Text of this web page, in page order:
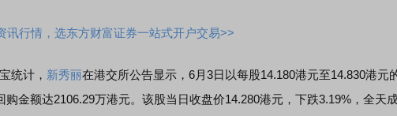
讯行情，选东方财富证券一站式开户交易>>
统计， 新秀丽在港交所公告显示，6月3日以每股14.180港元至14.830港元
购金额达2106.29万港元。该股当日收盘价14.280港元，下跌3.19%，全天